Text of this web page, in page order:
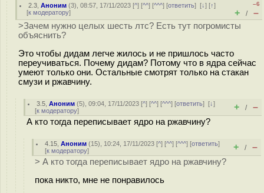
2.3 ,Аноним (3), 08:57, 17/11/2023 [^] [^^] [^^^] [ответить][↓] [↑]
[к модератору]
–6
+ / –
>Зачем нужно целых шесть лтс? Есть тут погромисты
объяснить?
Это чтобы дидам легче жилось и не пришлось часто
переучиваться. Почему дидам? Потому что в ядра сейчас
умеют только они. Остальные смотрят только на стакан
смузи и ржавчину.
3.5 ,Аноним (5), 09:04, 17/11/2023 [^] [^^] [^^^] [ответить][↓]
[к модератору] + / –
А кто тогда переписывает ядро на ржавчину?
4.15 ,Аноним (15), 10:24, 17/11/2023 [^] [^^] [^^^] [ответить]
[к модератору] + / –
> А кто тогда переписывает ядро на ржавчину?
пока никто, мне не понравилось